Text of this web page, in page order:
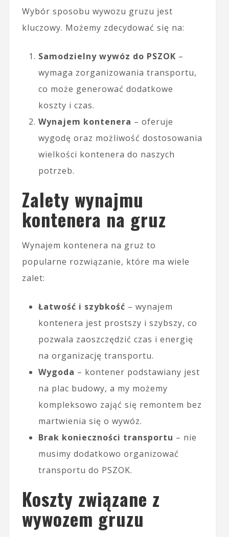
Wybór sposobu wywozu gruzu jest
kluczowy. Możemy zdecydować się na:
Samodzielny wywóz do PSZOK –
wymaga zorganizowania transportu,
co może generować dodatkowe
koszty i czas.
Wynajem kontenera – oferuje
wygodę oraz możliwość dostosowania
wielkości kontenera do naszych
potrzeb.
Zalety wynajmu
kontenera na gruz
Wynajem kontenera na gruz to
popularne rozwiązanie, które ma wiele
zalet:
Łatwość i szybkość – wynajem
kontenera jest prostszy i szybszy, co
pozwala zaoszczędzić czas i energię
na organizację transportu.
Wygoda – kontener podstawiany jest
na plac budowy, a my możemy
kompleksowo zająć się remontem bez
martwienia się o wywóz.
Brak konieczności transportu – nie
musimy dodatkowo organizować
transportu do PSZOK.
Koszty związane z
wywozem gruzu